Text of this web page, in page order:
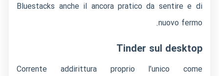
Bluestacks anche il ancora pratico da sentire e di
nuovo fermo.
Tinder sul desktop
Corrente addirittura proprio l’unico come